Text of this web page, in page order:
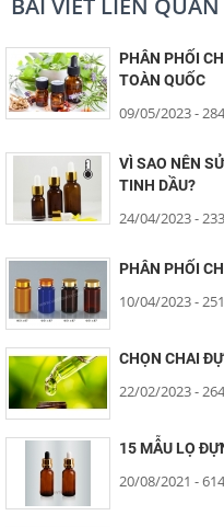
PHÂN PHỐI
TOÀN QUỐC
09/05/2023-
VÌ SAO NÊN
TINH DẦU?
24/04/2023-
PHÂN PHỐI
10/04/2023-
CHỌN CHAI
22/02/2023-
15 MẪU LỌ
20/08/2021 -